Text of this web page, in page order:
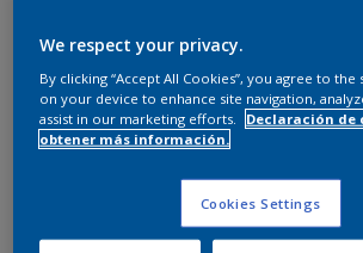
We respect your privacy.
By clicking “Accept All Cookies”, you agree to
on your device to enhance site navigation,
assist in our marketing efforts.
Declaración de
obtener más información.
Cookies Settings